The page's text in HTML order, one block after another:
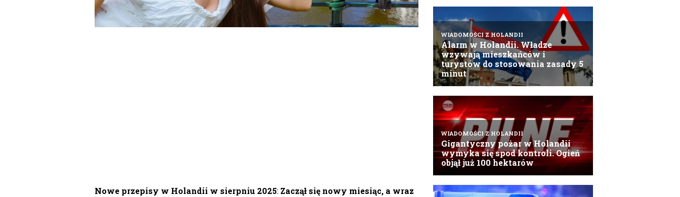
Nowe przepisy w Holandii w sierpniu 2025: Zaczął się nowy miesiąc, a wraz